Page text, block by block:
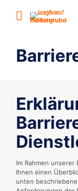
Im Rahmen
Ihnen einen
unten